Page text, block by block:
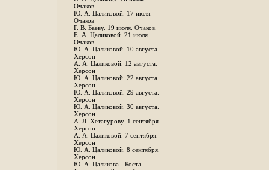
Очаков.
Ю. А. Цаликовой. 17 июля.
Очаков
Г. В. Баеву. 19 июля. Очаков.
Е. А. Цаликовой. 21 июля.
Очаков.
Ю. А. Цаликовой. 10 августа.
Херсон
А. А. Цаликовой. 12 августа.
Херсон
Ю. А. Цаликовой. 22 августа.
Херсон
Ю. А. Цаликовой. 29 августа.
Херсон
Ю. А. Цаликовой. 30 августа.
Херсон
А. Л. Хетагурову. 1 сентября.
Херсон
А. А. Цаликовой. 7 сентября.
Херсон
Ю. А. Цаликовой. 8 сентября.
Херсон
Ю. А. Цаликова - Коста